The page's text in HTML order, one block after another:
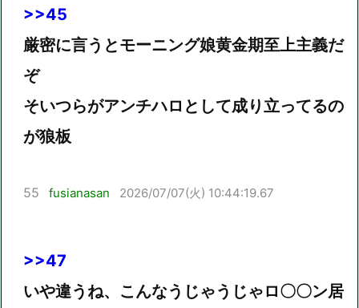
>>45
厳密に言うとモーニング娘黄金期至上主義だ
ぞ
そいつらがアンチハロとして成り立ってるの
が狼板
55 fusianasan 2026/07/07(火) 10:44:19.67
>>47
いや違うね、こんなうじゃうじゃロ〇〇ン居